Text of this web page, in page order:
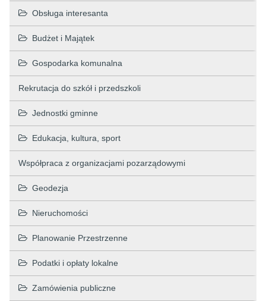
Obsługa interesanta
Budżet i Majątek
Gospodarka komunalna
Rekrutacja do szkół i przedszkoli
Jednostki gminne
Edukacja, kultura, sport
Współpraca z organizacjami pozarządowymi
Geodezja
Nieruchomości
Planowanie Przestrzenne
Podatki i opłaty lokalne
Zamówienia publiczne